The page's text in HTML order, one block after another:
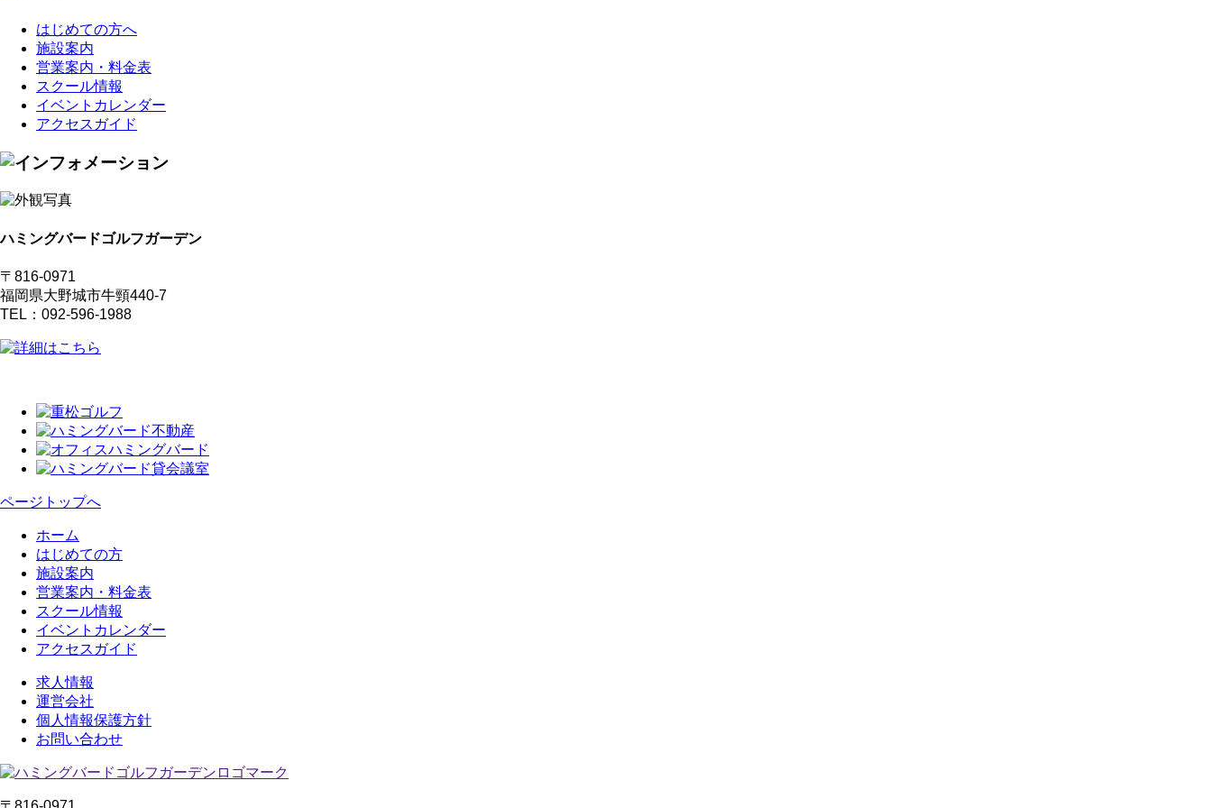
はじめての方へ
施設案内
営業案内・料金表
スクール情報
イベントカレンダー
アクセスガイド
ハミングバードゴルフガーデン
〒816-0971
福岡県大野城市牛頸440-7
TEL：092-596-1988
ページトップへ
ホーム
はじめての方
施設案内
営業案内・料金表
スクール情報
イベントカレンダー
アクセスガイド
求人情報
運営会社
個人情報保護方針
お問い合わせ